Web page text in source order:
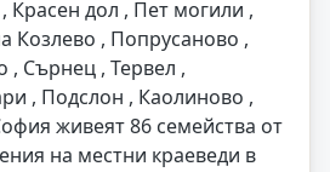
Красен дол , Пет могили ,
Козлево , Попрусаново ,
, Сърнец , Тервел ,
, Подслон , Каолиново ,
живеят 86 семейства от
на местни краеведи в